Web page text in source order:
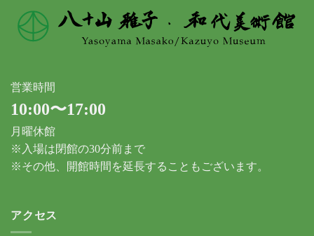
営業時間
10:00〜17:00
月曜休館
※入場は閉館の30分前まで
※その他、開館時間を延長することもございます。
アクセス